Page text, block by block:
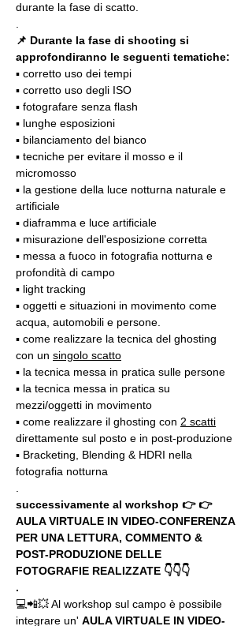
durante la fase di scatto.
📌 Durante la fase di shooting si
approfondiranno le seguenti tematiche:
▪️ corretto uso dei tempi
▪️ corretto uso degli ISO
▪️ fotografare senza flash
▪️ lunghe esposizioni
▪️ bilanciamento del bianco
▪️ tecniche per evitare il mosso e il
micromosso
▪️ la gestione della luce notturna naturale e
artificiale
▪️ diaframma e luce artificiale
▪️ misurazione dell'esposizione corretta
▪️ messa a fuoco in fotografia notturna e
profondità di campo
▪️ light tracking
▪️ oggetti e situazioni in movimento come
acqua, automobili e persone.
▪️ come realizzare la tecnica del ghosting
con un singolo scatto
▪️ la tecnica messa in pratica sulle persone
▪️ la tecnica messa in pratica su
mezzi/oggetti in movimento
▪️ come realizzare il ghosting con 2 scatti
direttamente sul posto e in post-produzione
▪️ Bracketing, Blending & HDRI nella
fotografia notturna
successivamente al workshop 👉 👉
AULA VIRTUALE IN VIDEO-CONFERENZA
PER UNA LETTURA, COMMENTO &
POST-PRODUZIONE DELLE
FOTOGRAFIE REALIZZATE 👇👇👇
.
💻📲💥 Al workshop sul campo è possibile
integrare un' AULA VIRTUALE IN VIDEO-